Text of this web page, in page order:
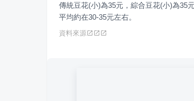
傳統豆花(小)為35元，綜合豆花(小)為35
平均約在30-35元左右。
資料來源